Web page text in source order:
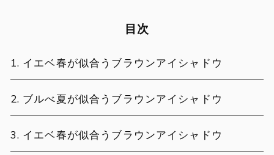
目次
イエベ春が似合うブラウンアイシャドウ
ブルべ夏が似合うブラウンアイシャドウ
イエベ春が似合うブラウンアイシャドウ